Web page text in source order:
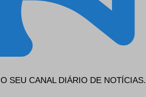
O SEU CANAL DIÁRIO DE NOTÍCIAS.